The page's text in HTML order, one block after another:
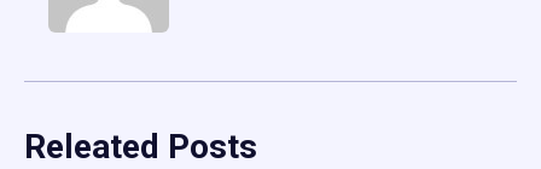
Releated Posts